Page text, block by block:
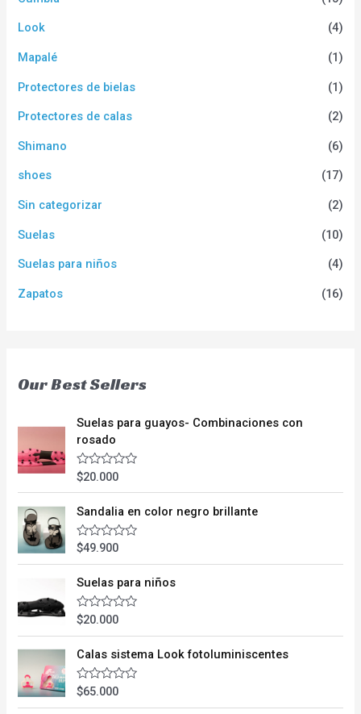
Look (4)
Mapalé (1)
Protectores de bielas (1)
Protectores de calas (2)
Shimano (6)
shoes (17)
Sin categorizar (2)
Suelas (10)
Suelas para niños (4)
Zapatos (16)
Our Best Sellers
Suelas para guayos- Combinaciones con
rosado
V
o
a
d
o
e
n
0
d
e
5
$20.000
Sandalia en color negro brillante
V
o
a
d
o
e
n
0
d
e
5
$49.900
Suelas para niños
V
o
a
d
o
e
$20.000
Calas sistema Look fotoluminiscentes
V
$65.000